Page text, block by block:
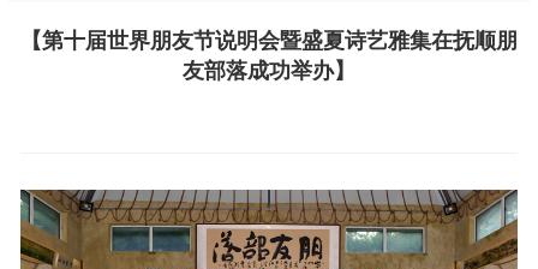
【第十届世界朋友节说明会暨盛夏诗艺雅集在抚顺朋
友部落成功举办】